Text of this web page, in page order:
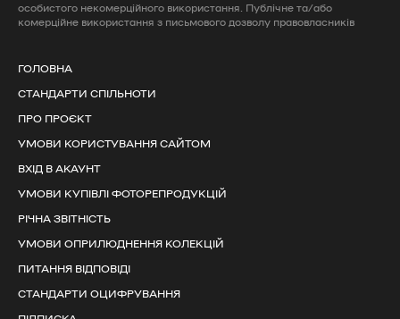
особистого некомерційного використання. Публічне та/або
комерційне використання з письмового дозволу правовласників
ГОЛОВНА
СТАНДАРТИ СПІЛЬНОТИ
ПРО ПРОЄКТ
УМОВИ КОРИСТУВАННЯ САЙТОМ
ВХІД В АКАУНТ
УМОВИ КУПІВЛІ ФОТОРЕПРОДУКЦІЙ
РІЧНА ЗВІТНІСТЬ
УМОВИ ОПРИЛЮДНЕННЯ КОЛЕКЦІЙ
ПИТАННЯ ВІДПОВІДІ
СТАНДАРТИ ОЦИФРУВАННЯ